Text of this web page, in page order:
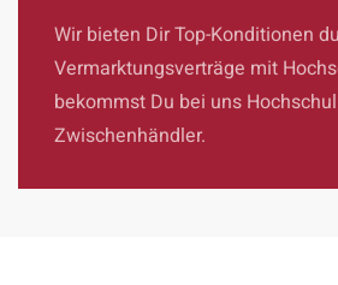
Wir bieten Dir Top-Konditionen
Vermarktungsverträge mit
bekommst Du bei uns
Zwischenhändler.